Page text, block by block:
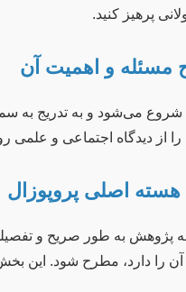
پرهیز کنید.
شروع می‌شود و به تدریج به
از دیدگاه اجتماعی و علمی
پژوهش به طور صریح و
را دارد، مطرح شود. این